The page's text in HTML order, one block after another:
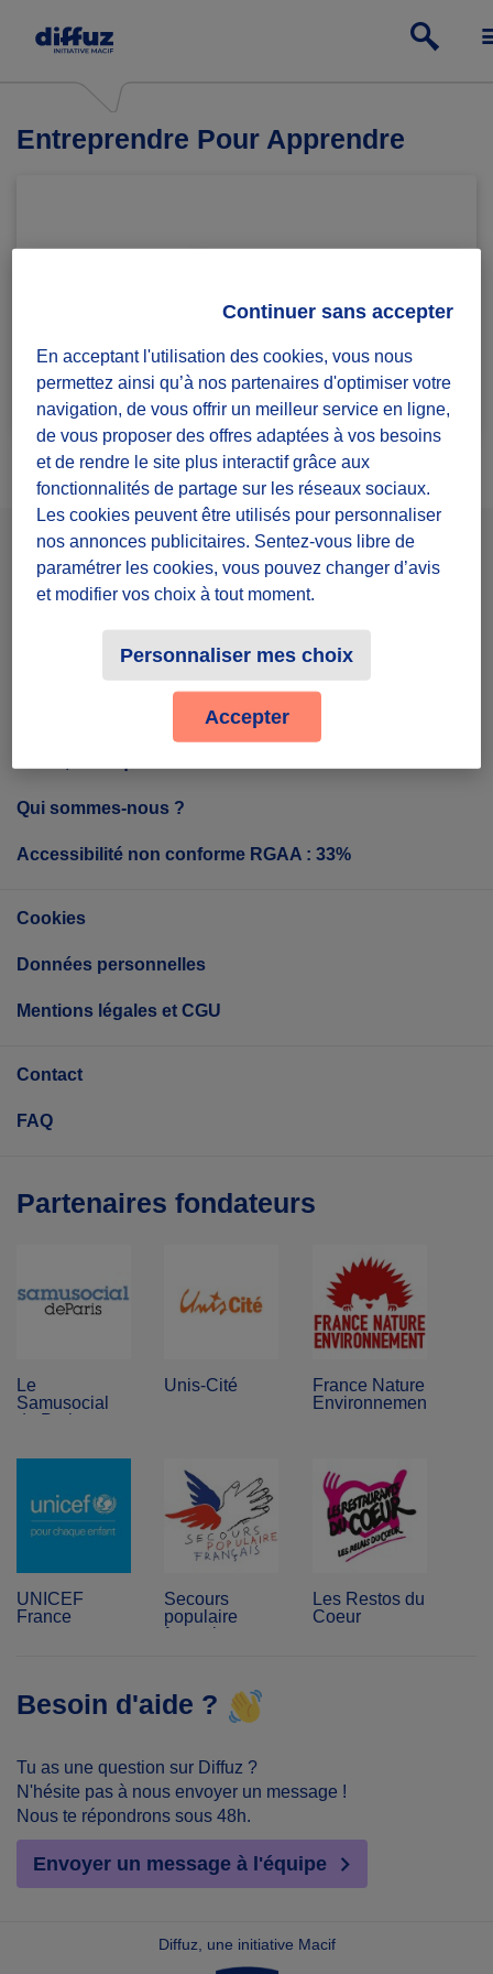
Entreprendre Pour Apprendre
Rejoindre le groupe 1 défi lancé
FacebookInstagramYoutube
Tout sur Diffuz
Qui sommes-nous ?
Accessibilité non conforme RGAA : 33%
Cookies
Données personnelles
Mentions légales et CGU
Contact
FAQ
Partenaires fondateurs
Le
Samusocial
de Paris
Unis-Cité
France Nature
Environnement
UNICEF
France
Secours
populaire
français
Les Restos du
Coeur
Besoin d'aide ?
Tu as une question sur Diffuz ?
N'hésite pas à nous envoyer un message !
Nous te répondrons sous 48h.
Envoyer un message à l'équipe
Diffuz, une initiative Macif
En acceptant l'utilisation des cookies, vous nous
permettez ainsi qu’à nos partenaires d'optimiser votre
navigation, de vous offrir un meilleur service en ligne,
de vous proposer des offres adaptées à vos besoins
et de rendre le site plus interactif grâce aux
fonctionnalités de partage sur les réseaux sociaux.
Les cookies peuvent être utilisés pour personnaliser
nos annonces publicitaires. Sentez-vous libre de
paramétrer les cookies, vous pouvez changer d’avis
et modifier vos choix à tout moment.
Personnaliser mes choix
Continuer sans accepter
Accepter